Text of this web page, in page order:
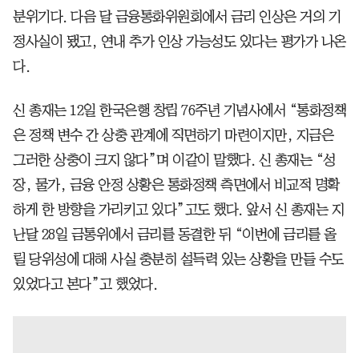
분위기다. 다음 달 금융통화위원회에서 금리 인상은 거의 기
정사실이 됐고, 연내 추가 인상 가능성도 있다는 평가가 나온
다.
신 총재는 12일 한국은행 창립 76주년 기념사에서 “통화정책
은 정책 변수 간 상충 관계에 직면하기 마련이지만, 지금은
그러한 상충이 크지 않다”며 이같이 말했다. 신 총재는 “성
장, 물가, 금융 안정 상황은 통화정책 측면에서 비교적 명확
하게 한 방향을 가리키고 있다”고도 했다. 앞서 신 총재는 지
난달 28일 금통위에서 금리를 동결한 뒤 “이번에 금리를 올
릴 당위성에 대해 사실 충분히 설득력 있는 상황을 만들 수도
있었다고 본다”고 했었다.